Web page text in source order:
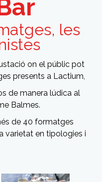
les
on el públic pot
presents a Lactium,
de manera lúdica al
Balmes.
de 40 formatges
varietat en tipologies i